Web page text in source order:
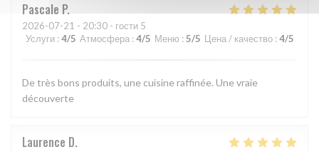
Pascale P
2026-07-21 - 20:30 - гости 5
Услуги : 4/5 Атмосфера : 4/5 Меню : 5/5 Цена / качество : 4/5
De très bons produits, une cuisine raffinée. Une vraie
découverte
Laurence D